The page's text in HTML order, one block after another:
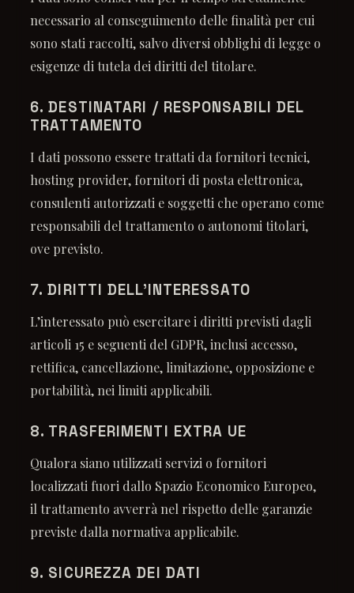
necessario al conseguimento delle finalità per cui
sono stati raccolti, salvo diversi obblighi di legge o
esigenze di tutela dei diritti del titolare.
6. DESTINATARI / RESPONSABILI DEL
TRATTAMENTO
I dati possono essere trattati da fornitori tecnici,
hosting provider, fornitori di posta elettronica,
consulenti autorizzati e soggetti che operano come
responsabili del trattamento o autonomi titolari,
ove previsto.
7. DIRITTI DELL’INTERESSATO
L’interessato può esercitare i diritti previsti dagli
articoli 15 e seguenti del GDPR, inclusi accesso,
rettifica, cancellazione, limitazione, opposizione e
portabilità, nei limiti applicabili.
8. TRASFERIMENTI EXTRA UE
Qualora siano utilizzati servizi o fornitori
localizzati fuori dallo Spazio Economico Europeo,
il trattamento avverrà nel rispetto delle garanzie
previste dalla normativa applicabile.
9. SICUREZZA DEI DATI